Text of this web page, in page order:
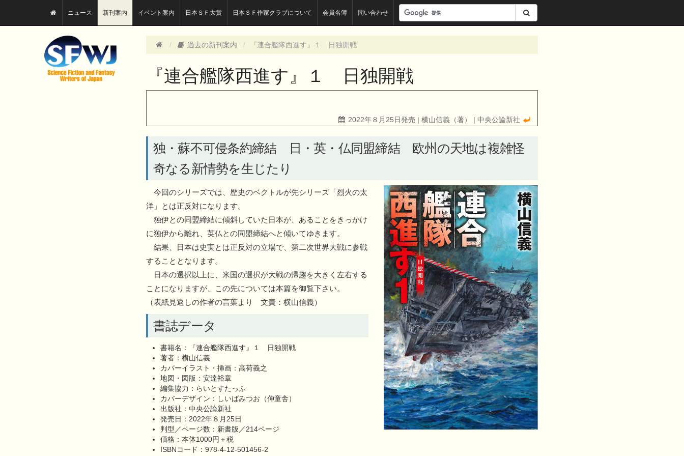
ニュース 新刊案内 イベント案内 日本ＳＦ大賞 日本ＳＦ作家クラブについて 会員名簿 問い合わせ
検
索
ド
過去の新刊案内 『連合艦隊西進す』１ 日独開戦
『連合艦隊西進す』１ 日独開戦
2022年８月25日発売 | 横山信義（著） | 中央公論新社
独・蘇不可侵条約締結 日・英・仏同盟締結 欧州の天地は複雑怪
奇なる新情勢を生じたり
今回のシリーズでは、歴史のベクトルが先シリーズ「烈火の太
洋」とは正反対になります。
独伊との同盟締結に傾斜していた日本が、あることをきっかけ
に独伊から離れ、英仏との同盟締結へと傾いてゆきます。
結果、日本は史実とは正反対の立場で、第二次世界大戦に参戦
することとなります。
日本の選択以上に、米国の選択が大戦の帰趨を大きく左右する
ことになりますが、この先については本篇を御覧下さい。
（表紙見返しの作者の言葉より 文責：横山信義）
書誌データ
書籍名：『連合艦隊西進す』１ 日独開戦
著者：横山信義
カバーイラスト・挿画：高荷義之
地図・図版：安達裕章
編集協力：らいとすたっふ
カバーデザイン：しいばみつお（伸童舎）
出版社：中央公論新社
発売日：2022年８月25日
判型／ページ数：新書版／214ページ
価格：本体1000円＋税
ISBNコード：978-4-12-501456-2